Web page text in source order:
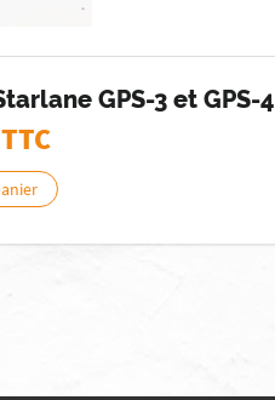
GPS-3 et GPS-4